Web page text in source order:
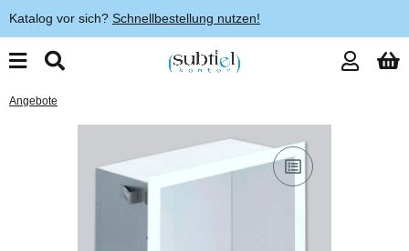
Katalog vor sich? Schnellbestellung nutzen!
Angebote